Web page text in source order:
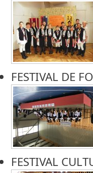
FESTIVAL DE
FESTIVAL